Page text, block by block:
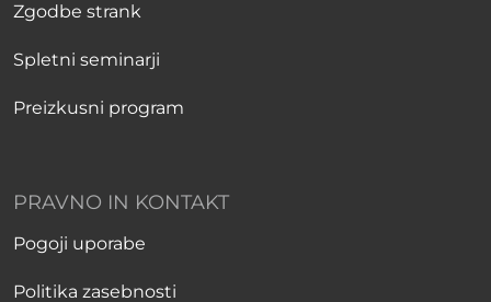
Zgodbe strank
Spletni seminarji
Preizkusni program
PRAVNO IN KONTAKT
Pogoji uporabe
Politika zasebnosti